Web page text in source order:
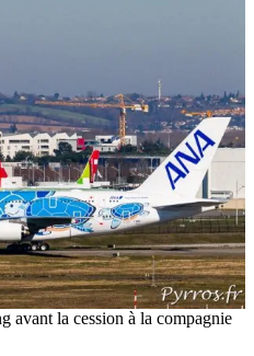
avant la cession à la compagnie